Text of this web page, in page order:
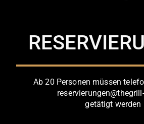
Ab 20 Personen müssen
getätigt werden